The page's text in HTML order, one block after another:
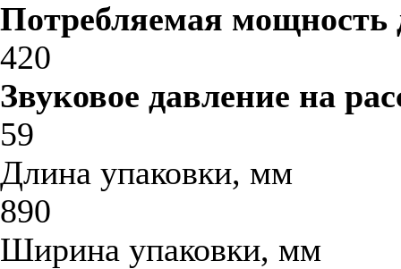
Потребляемая мощность
420
Звуковое давление на
59
Длина упаковки, мм
890
Ширина упаковки, мм